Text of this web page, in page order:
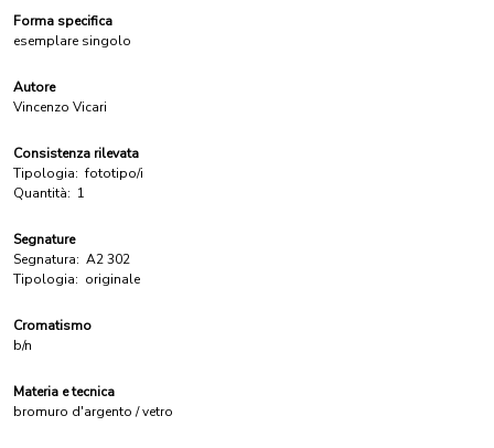
Forma specifica
esemplare singolo
Autore
Vincenzo Vicari
Consistenza rilevata
Tipologia: fototipo/i
Quantità: 1
Segnature
Segnatura: A2 302
Tipologia: originale
Cromatismo
b/n
Materia e tecnica
bromuro d'argento / vetro